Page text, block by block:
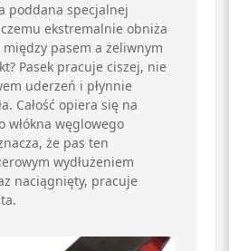
poddana specjalnej
ekstremalnie obniża
pasem a żeliwnym
Pasek pracuje ciszej, nie
uderzeń i płynnie
Całość opiera się na
włókna węglowego
że pas ten
wydłużeniem
naciągnięty, pracuje